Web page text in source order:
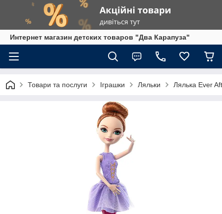
Интернет магазин детских товаров "Два Карапуза"
Товари та послуги Іграшки Ляльки Лялька Ever